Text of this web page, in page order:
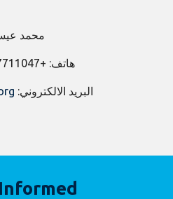
محمد
هاتف: +9620777711047
البريد الالكتروني: